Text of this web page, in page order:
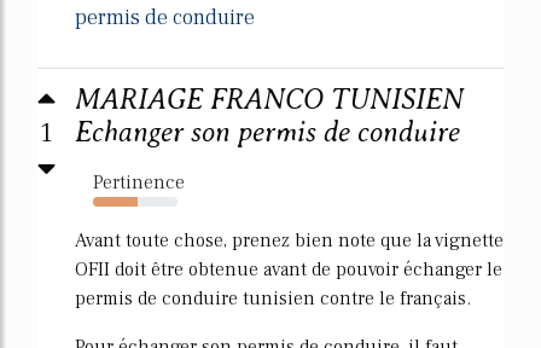
permis de conduire
1
MARIAGE FRANCO TUNISIEN
Echanger son permis de conduire
Pertinence
53%
Avant toute chose, prenez bien note que la vignette
OFII doit être obtenue avant de pouvoir échanger le
permis de conduire tunisien contre le français.